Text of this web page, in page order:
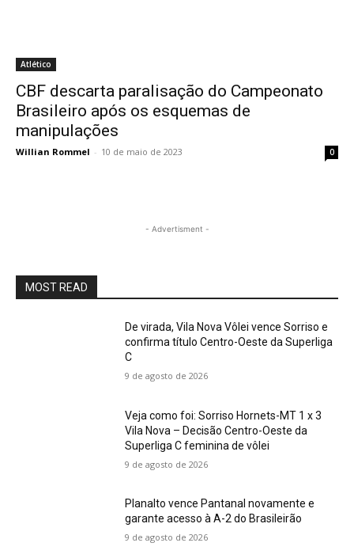
Atlético
CBF descarta paralisação do Campeonato
Brasileiro após os esquemas de
manipulações
Willian Rommel - 10 de maio de 2023 0
- Advertisment -
MOST READ
De virada, Vila Nova Vôlei vence Sorriso e
confirma título Centro-Oeste da Superliga
C
9 de agosto de 2026
Veja como foi: Sorriso Hornets-MT 1 x 3
Vila Nova – Decisão Centro-Oeste da
Superliga C feminina de vôlei
9 de agosto de 2026
Planalto vence Pantanal novamente e
garante acesso à A-2 do Brasileirão
9 de agosto de 2026